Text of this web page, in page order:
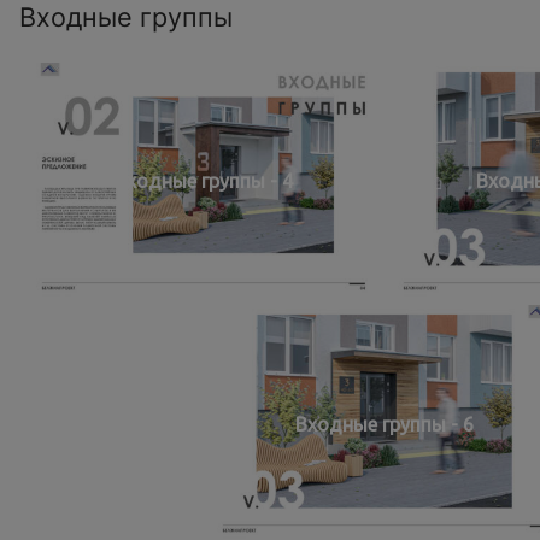
Входные группы
Входные группы - 4
Входные группы - 6